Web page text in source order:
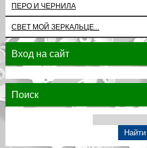
ПЕРО И ЧЕРНИЛА
СВЕТ МОЙ ЗЕРКАЛЬЦЕ...
Вход на сайт
Поиск